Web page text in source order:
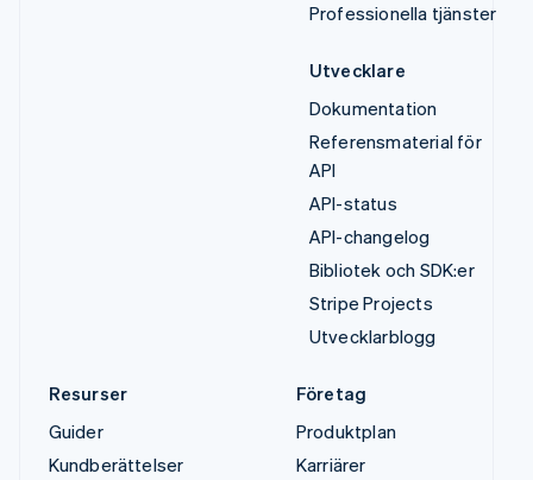
Professionella tjänster
Utvecklare
Dokumentation
Referensmaterial för
API
API-status
API-changelog
Bibliotek och SDK:er
Stripe Projects
Utvecklarblogg
Resurser
Guider
Kundberättelser
Företag
Produktplan
Karriärer